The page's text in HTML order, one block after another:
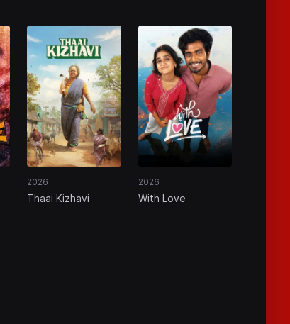
2026
Thaai Kizhavi
2026
With Love